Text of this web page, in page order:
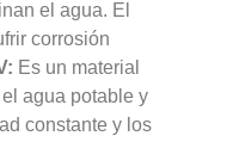
el agua. El
corrosión
Es un material
agua potable y
constante y los